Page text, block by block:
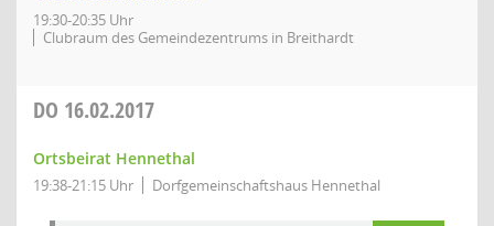
19:30-20:35 Uhr
Clubraum des Gemeindezentrums in Breithardt
DO 16.02.2017
Ortsbeirat Hennethal
19:38-21:15 Uhr Dorfgemeinschaftshaus Hennethal